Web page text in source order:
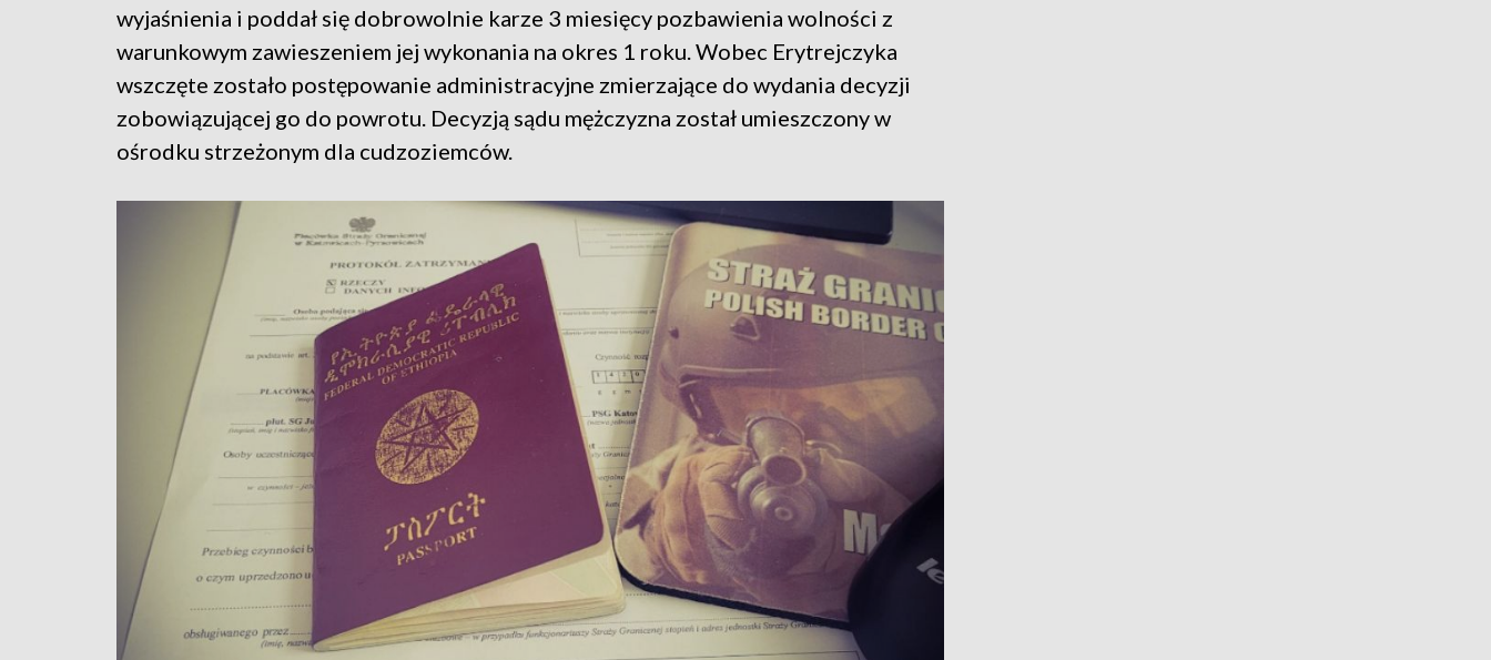
wyjaśnienia i poddał się dobrowolnie karze 3 miesięcy pozbawienia wolności z
warunkowym zawieszeniem jej wykonania na okres 1 roku. Wobec Erytrejczyka
wszczęte zostało postępowanie administracyjne zmierzające do wydania decyzji
zobowiązującej go do powrotu. Decyzją sądu mężczyzna został umieszczony w
ośrodku strzeżonym dla cudzoziemców.